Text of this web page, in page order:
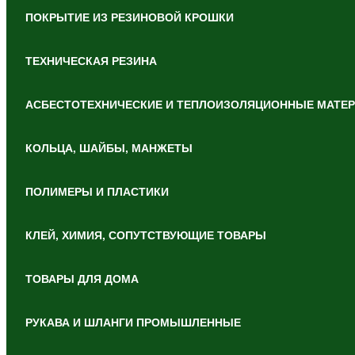
ПОКРЫТИЕ ИЗ РЕЗИНОВОЙ КРОШКИ
ТЕХНИЧЕСКАЯ РЕЗИНА
АСБЕСТОТЕХНИЧЕСКИЕ И ТЕПЛОИЗОЛЯЦИОННЫЕ
КОЛЬЦА, ШАЙБЫ, МАНЖЕТЫ
ПОЛИМЕРЫ И ПЛАСТИКИ
КЛЕЙ, ХИМИЯ, СОПУТСТВУЮЩИЕ ТОВАРЫ
ТОВАРЫ ДЛЯ ДОМА
РУКАВА И ШЛАНГИ ПРОМЫШЛЕННЫЕ